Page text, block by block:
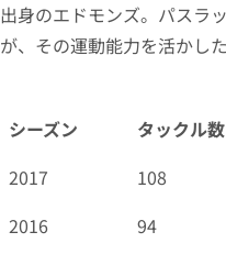
出身のエドモンズ。パスラ
が、その運動能力を活かし
シーズン タックル数
2017
108
2016
94